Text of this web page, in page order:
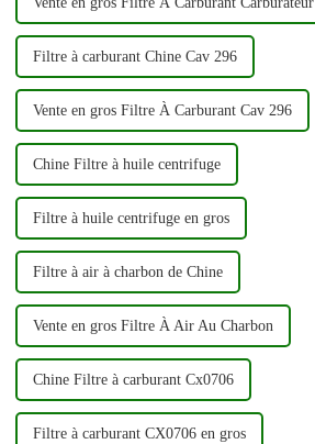
Filtre à carburant Chine Cav 296
Vente en gros Filtre À Carburant Cav 296
Chine Filtre à huile centrifuge
Filtre à huile centrifuge en gros
Filtre à air à charbon de Chine
Vente en gros Filtre À Air Au Charbon
Chine Filtre à carburant Cx0706
Filtre à carburant CX0706 en gros